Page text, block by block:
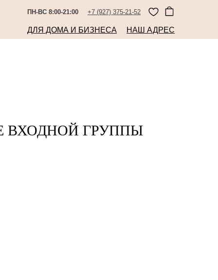
ПН-ВС 8:00-21:00 +7 (927) 375-21-52
ДЛЯ ДОМА И БИЗНЕСА НАШ АДРЕС
ВХОДНОЙ ГРУППЫ